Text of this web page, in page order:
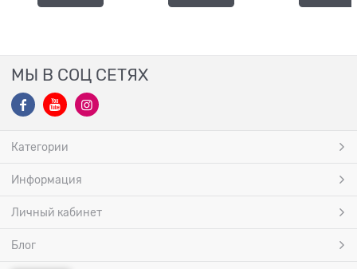
МЫ В СОЦ СЕТЯХ
Категории
Информация
Личный кабинет
Блог